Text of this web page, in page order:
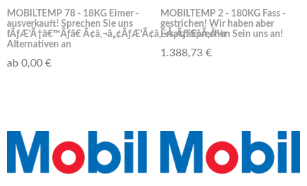
MOBILTEMP 78 - 18KG Eimer -
ausverkauft! Sprechen Sie uns
fÃƒÆ’Ã†â€™Ãƒâ€ Ã¢â‚¬â„¢ÃƒÆ’Ã¢â‚¬Å¡Ãƒâ€šÃ‚Â¼r
Alternativen an
ab 0,00 €
MOBILTEMP 2 - 180KG Fass -
gestrichen! Wir haben aber
Ersatz! Sprechen Sein uns an!
1.388,73 €